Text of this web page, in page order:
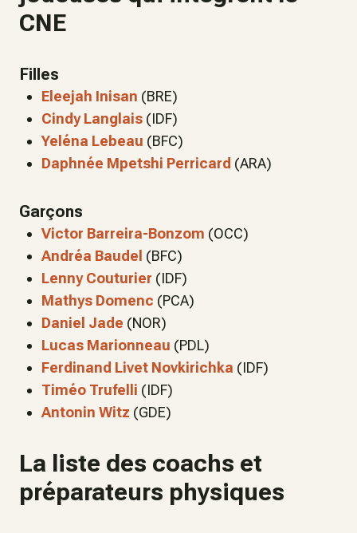
CNE
Filles
Eleejah Inisan (BRE)
Cindy Langlais (IDF)
Yeléna Lebeau (BFC)
Daphnée Mpetshi Perricard (ARA)
Garçons
Victor Barreira-Bonzom (OCC)
Andréa Baudel (BFC)
Lenny Couturier (IDF)
Mathys Domenc (PCA)
Daniel Jade (NOR)
Lucas Marionneau (PDL)
Ferdinand Livet Novkirichka (IDF)
Timéo Trufelli (IDF)
Antonin Witz (GDE)
La liste des coachs et
préparateurs physiques